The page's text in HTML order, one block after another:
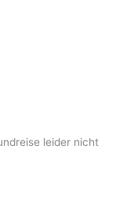
leider nicht